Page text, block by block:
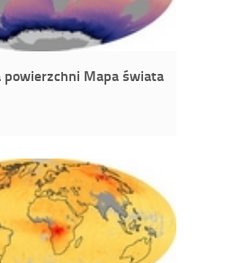
Mapa świata